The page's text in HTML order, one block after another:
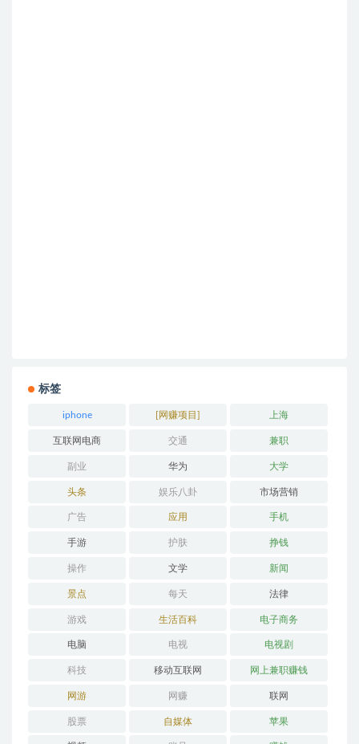
标签
iphone [网赚项目] 上海
互联网电商 交通 兼职
副业 华为 大学
头条 娱乐八卦 市场营销
广告 应用 手机
手游 护肤 挣钱
操作 文学 新闻
景点 每天 法律
游戏 生活百科 电子商务
电脑 电视 电视剧
科技 移动互联网 网上兼职赚钱
网游 网赚 联网
股票 自媒体 苹果